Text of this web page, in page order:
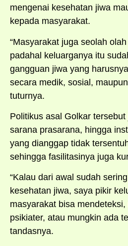
mengenai kesehatan jiwa
kepada masyarakat.
“Masyarakat juga seolah
padahal keluarganya itu
gangguan jiwa yang
secara medik, sosial,
tuturnya.
Politikus asal Golkar
sarana prasarana, hingga
yang dianggap tidak
sehingga fasilitasinya juga
“Kalau dari awal sudah
kesehatan jiwa, saya pikir
masyarakat bisa
psikiater, atau mungkin ada
tandasnya.